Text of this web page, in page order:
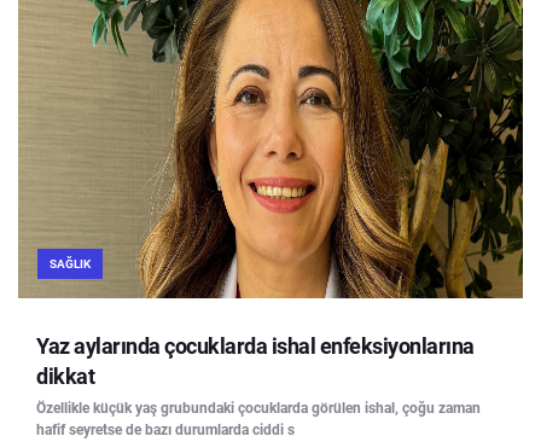
SAĞLIK
Yaz aylarında çocuklarda ishal enfeksiyonlarına
dikkat
Özellikle küçük yaş grubundaki çocuklarda görülen ishal, çoğu zaman
hafif seyretse de bazı durumlarda ciddi s